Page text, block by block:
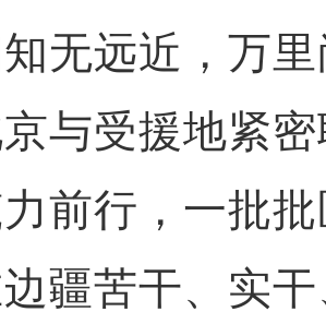
远近，万里
与受援地紧
前行，一批
疆苦干、实